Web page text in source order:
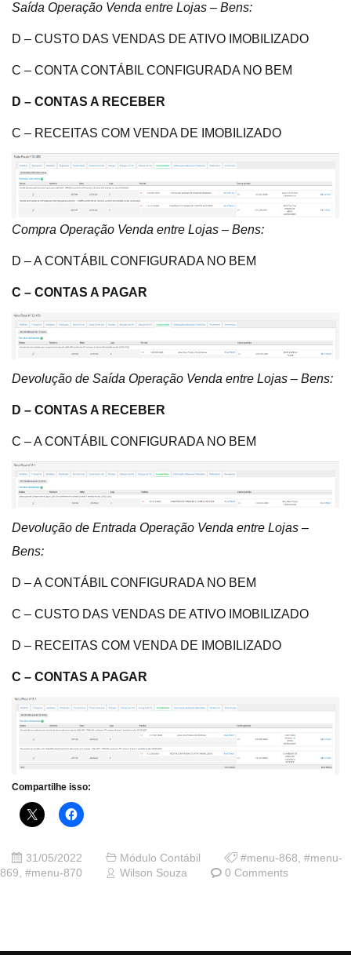
Saída Operação Venda entre Lojas – Bens:
D – CUSTO DAS VENDAS DE ATIVO IMOBILIZADO
C – CONTA CONTÁBIL CONFIGURADA NO BEM
D – CONTAS A RECEBER
C – RECEITAS COM VENDA DE IMOBILIZADO
Compra Operação Venda entre Lojas – Bens:
D – A CONTÁBIL CONFIGURADA NO BEM
C – CONTAS A PAGAR
Devolução de Saída Operação Venda entre Lojas – Bens:
D – CONTAS A RECEBER
C – A CONTÁBIL CONFIGURADA NO BEM
Devolução de Entrada Operação Venda entre Lojas –
Bens:
D – A CONTÁBIL CONFIGURADA NO BEM
C – CUSTO DAS VENDAS DE ATIVO IMOBILIZADO
D – RECEITAS COM VENDA DE IMOBILIZADO
C – CONTAS A PAGAR
Compartilhe isso:
31/05/2022 Módulo Contábil #menu-868 #menu-
869 #menu-870 Wilson Souza 0 Comments